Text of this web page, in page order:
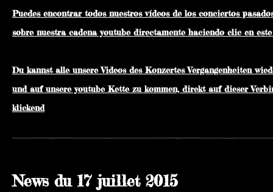
Puedes encontrar todos nuestros vídeos de los conciertos
sobre nuestra cadena youtube directamente haciendo clic en
Du kannst alle unsere Videos des Konzertes Vergangenheiten
und auf unsere youtube Kette zu kommen, direkt auf dieser
klickend
News du 17 juillet 2015